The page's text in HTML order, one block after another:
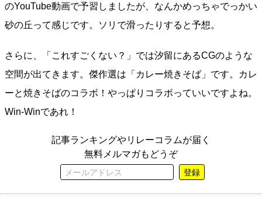
のYouTube動画で予習しましたが、なんかめっちゃでっかい
砂の丘って感じです。ソリで滑ったりすると予想。
さらに、「これすごくない？」では汐留にあるCGのような
空間が出てきます。傑作選は「カレー焼きそば」です。カレ
ーと焼きそばのコラボ！やっぱりコラボっていいですよね。
Win-Winであれ！
記事ランキングやリレーコラムが届く
無料メルマガもどうぞ
登録